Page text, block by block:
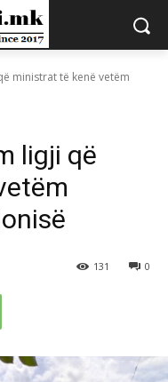
ministrat të kenë vetëm
ligji që
0
131